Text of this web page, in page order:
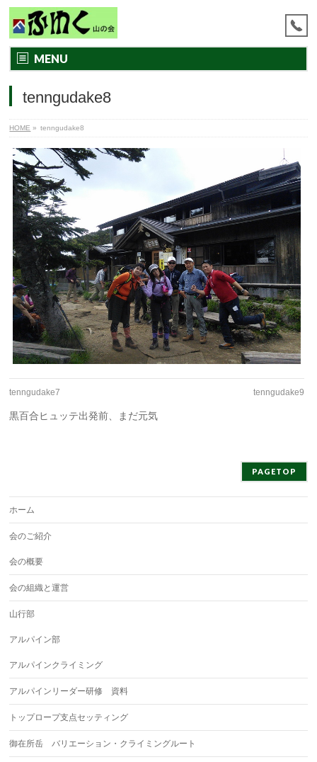
MENU
tenngudake8
HOME » tenngudake8
tenngudake7 tenngudake9
黒百合ヒュッテ出発前、まだ元気
PAGETOP
ホーム
会のご紹介
会の概要
会の組織と運営
山行部
アルパイン部
アルパインクライミング
アルパインリーダー研修 資料
トップロープ支点セッティング
御在所岳 バリエーション・クライミングルート